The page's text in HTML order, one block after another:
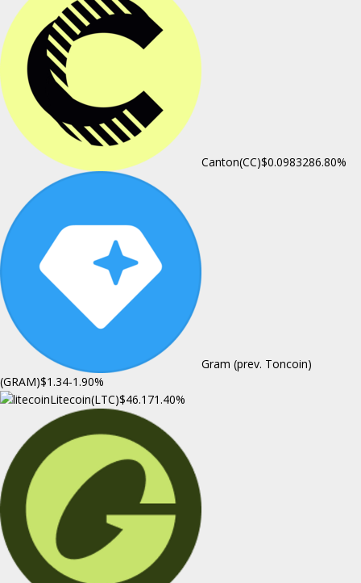
Canton(CC)$0.0983286.80%
Gram (prev. Toncoin)
(GRAM)$1.34-1.90%
Litecoin(LTC)$46.171.40%